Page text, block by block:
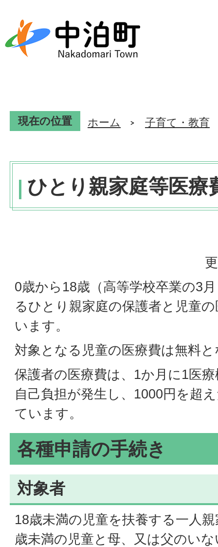
現在の位置 ホーム 子育て・教育
ひとり親家庭等医療
0歳から18歳（高等学校卒業の3
るひとり親家庭の保護者と児童
います。
対象となる児童の医療費は無料
保護者の医療費は、1か月に1医
自己負担が発生し、1000円を超
ています。
各種申請の手続き
対象者
18歳未満の児童を扶養する一人
歳未満の児童と母、又は父のい